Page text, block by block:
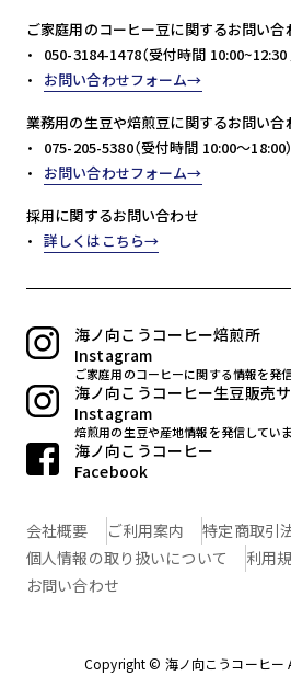
ご家庭用のコーヒー豆に関するお問い合
050-3184-1478（受付時間 10:00~12:30
お問い合わせフォーム
業務用の生豆や焙煎豆に関するお問い合
075-205-5380（受付時間 10:00～18:00）
お問い合わせフォーム
採用に関するお問い合わせ
詳しくはこちら
海ノ向こうコーヒー焙煎所
Instagram
ご家庭用のコーヒーに関する情報を発
海ノ向こうコーヒー生豆販売
Instagram
焙煎用の生豆や産地情報を発信していま
海ノ向こうコーヒー
Facebook
会社概要 ご利用案内
特定商取引
個人情報の取り扱いについて
利用
お問い合わせ
Copyright © 海ノ向こうコーヒー